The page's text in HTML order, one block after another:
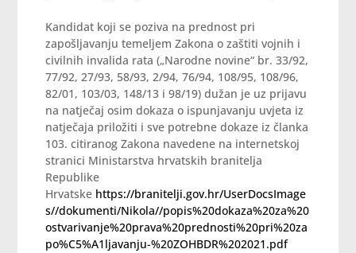
Kandidat koji se poziva na prednost pri
zapošljavanju temeljem Zakona o zaštiti vojnih i
civilnih invalida rata („Narodne novine“ br. 33/92,
77/92, 27/93, 58/93, 2/94, 76/94, 108/95, 108/96,
82/01, 103/03, 148/13 i 98/19) dužan je uz prijavu
na natječaj osim dokaza o ispunjavanju uvjeta iz
natječaja priložiti i sve potrebne dokaze iz članka
103. citiranog Zakona navedene na internetskoj
stranici Ministarstva hrvatskih branitelja
Republike
Hrvatske https://branitelji.gov.hr/UserDocsImage
s//dokumenti/Nikola//popis%20dokaza%20za%20
ostvarivanje%20prava%20prednosti%20pri%20za
po%C5%A1ljavanju-%20ZOHBDR%202021.pdf